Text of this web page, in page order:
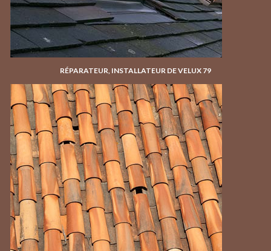
RÉPARATEUR, INSTALLATEUR DE VELUX 79